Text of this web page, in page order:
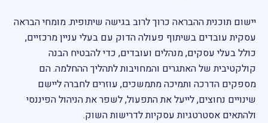
יישום תוכנית ההבראה כרוך לרוב בגישה שיתופית. מומחי הבראה
עסקית עובדים בשיתוף פעולה הדוק עם בעלי עניין מרכזיים,
כולל בעלי עסקים, מנהלים ועובדים, כדי להבטיח הבנה
קולקטיבית של האתגרים והמחויבות לתהליך ההחלמה. הם
מספקים הדרכה ותמיכה מתמשכים, עוזרים לחברה ליישם
שינויים נחוצים, לייעל את התפעול, לשפר את הניהול הפיננסי
ולהתאים אסטרטגיות עסקיות לדרישות השוק.